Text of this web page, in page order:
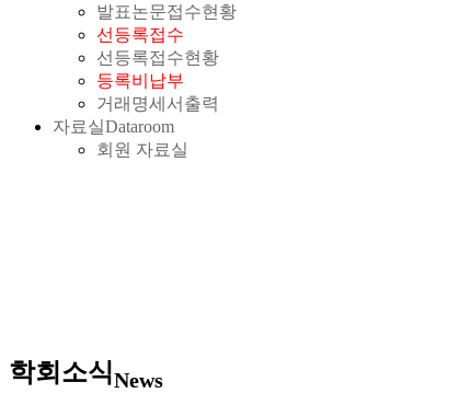
발표논문접수현황
선등록접수
선등록접수현황
등록비납부
거래명세서출력
자료실Dataroom
회원 자료실
학회소식News